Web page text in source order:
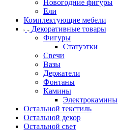
Новогодние фигуры
Ели
Комплектующие мебели
Декоративные товары
Фигуры
Статуэтки
Свечи
Вазы
Держатели
Фонтаны
Камины
Электрокамины
Остальной текстиль
Остальной декор
Остальной свет